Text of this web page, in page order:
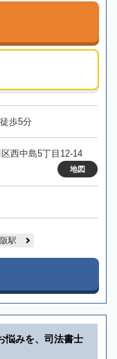
歩5分
西中島5丁目12-14
地図
駅
悩みを、司法書士